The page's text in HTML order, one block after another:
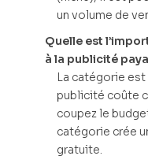
un volume de
Quelle est
à la publicité
La catégorie
publicité coûte
coupez le
catégorie crée
gratuite.